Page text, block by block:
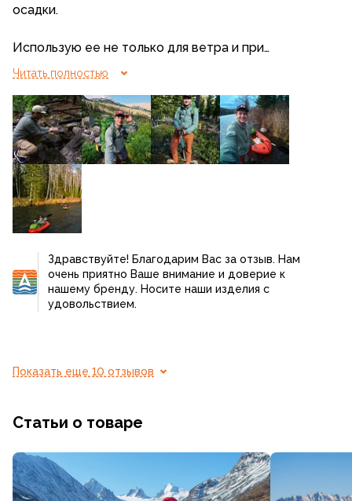
осадки.
Использую ее не только для ветра и при
небольшой прохладе, но и для защиты от гнуса,
Читать полностью
Здравствуйте! Благодарим Вас за отзыв. Нам
очень приятно Ваше внимание и доверие к
нашему бренду. Носите наши изделия с
удовольствием.
Показать еще 10 отзывов
Статьи о товаре